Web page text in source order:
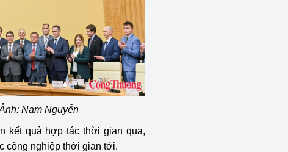
Nam Nguyễn
kết quả hợp tác thời gian qua,
công nghiệp thời gian tới.